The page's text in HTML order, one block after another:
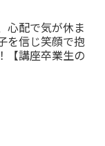
心配で気が休ま
を信じ笑顔で抱
【講座卒業生の